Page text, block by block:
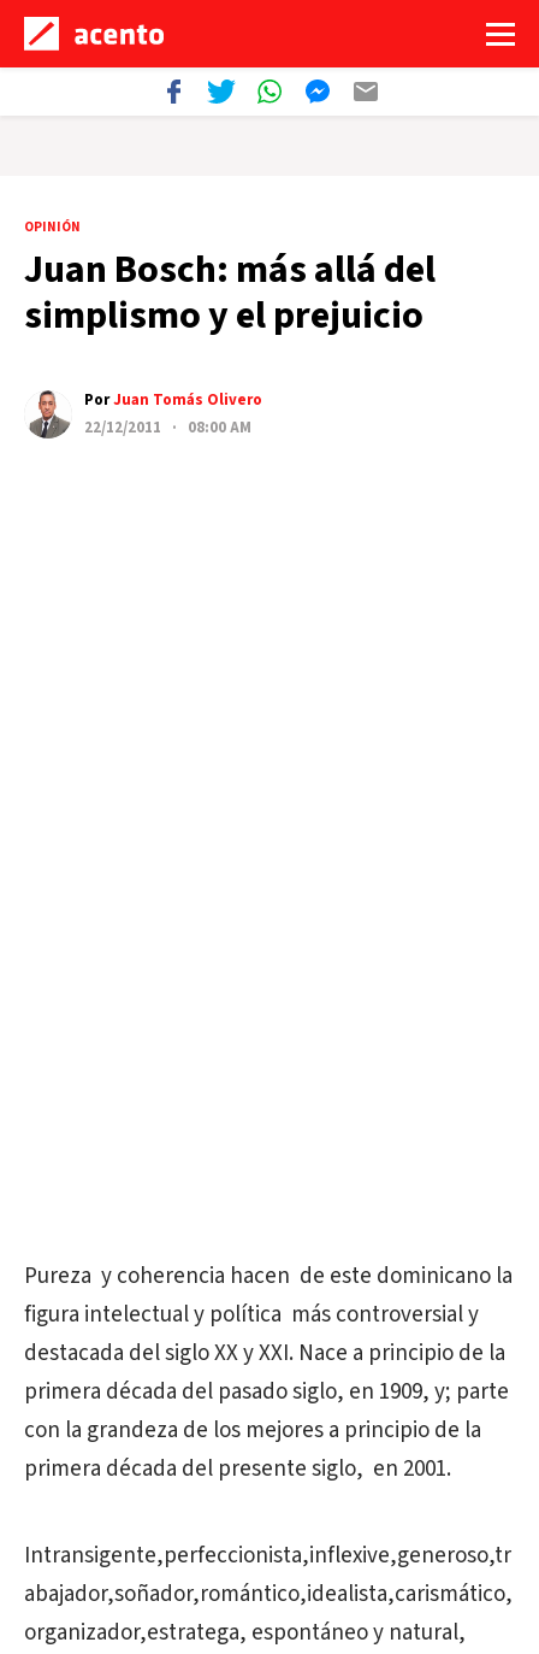
OPINIÓN
Juan Bosch: más allá del
simplismo y el prejuicio
PorJuan Tomás Olivero
22/12/2011 · 08:00 AM
Pureza y coherencia hacen de este dominicano la
figura intelectual y política más controversial y
destacada del siglo XX y XXI. Nace a principio de la
primera década del pasado siglo, en 1909, y; parte
con la grandeza de los mejores a principio de la
primera década del presente siglo, en 2001.
Intransigente,perfeccionista,inflexive,generoso,tr
abajador,soñador,romántico,idealista,carismático,
organizador,estratega, espontáneo y natural,